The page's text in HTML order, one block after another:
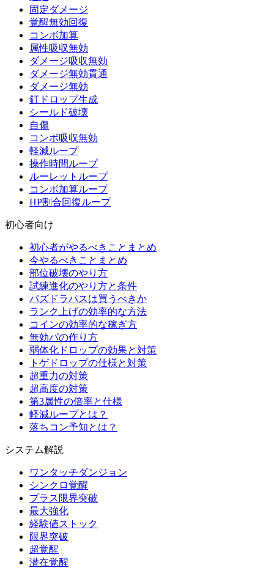
固定ダメージ
覚醒無効回復
コンボ加算
属性吸収無効
ダメージ吸収無効
ダメージ無効貫通
ダメージ無効
釘ドロップ生成
シールド破壊
自傷
コンボ吸収無効
軽減ループ
操作時間ループ
ルーレットループ
コンボ加算ループ
HP割合回復ループ
初心者向け
初心者がやるべきことまとめ
今やるべきことまとめ
部位破壊のやり方
試練進化のやり方と条件
パズドラパスは買うべきか
ランク上げの効率的な方法
コインの効率的な稼ぎ方
無効パの作り方
弱体化ドロップの効果と対策
トゲドロップの仕様と対策
超重力の対策
超高度の対策
第3属性の倍率と仕様
軽減ループとは？
落ちコン予知とは？
システム解説
ワンタッチダンジョン
シンクロ覚醒
プラス限界突破
最大強化
経験値ストック
限界突破
超覚醒
潜在覚醒